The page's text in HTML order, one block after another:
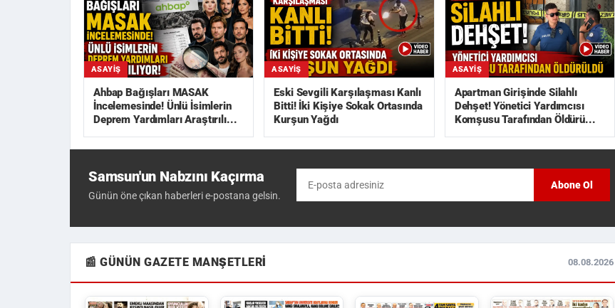
ASAYIŞ
Ahbap Bağışları MASAK
İncelemesinde! Ünlü İsimlerin
Deprem Yardımları Araştırılı...
ASAYIŞ
Eski Sevgili Karşılaşması Kanlı
Bitti! İki Kişiye Sokak Ortasında
Kurşun Yağdı
ASAYIŞ
Apartman Girişinde Silahlı
Dehşet! Yönetici Yardımcısı
Komşusu Tarafından Öldürü...
Samsun'un Nabzını Kaçırma
Günün öne çıkan haberleri e-postana gelsin.
Abone Ol
📰 GÜNÜN GAZETE MANŞETLERI 08.08.2026